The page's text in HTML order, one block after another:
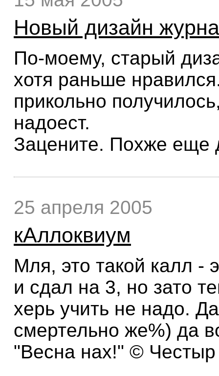
Новый дизайн
По-моему, старый
хотя раньше
прикольно
надоест.
Зацените. Похже еще
25 апреля 2005
кАллоквиум
Мля, это такой калл -
и сдал на 3, но зато
херь учить не надо.
смертельно же%) да
"Весна нах!" © Честыр